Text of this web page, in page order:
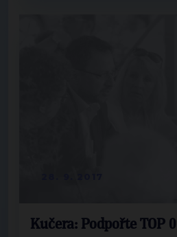
Kučera: Podpořte TOP